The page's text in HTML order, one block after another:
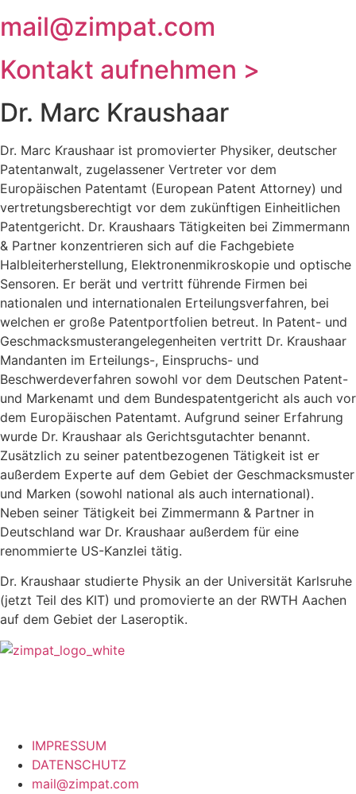
mail@zimpat.com
Kontakt aufnehmen >
Dr. Marc Kraushaar
Dr. Marc Kraushaar ist promovierter Physiker, deutscher
Patentanwalt, zugelassener Vertreter vor dem
Europäischen Patentamt (European Patent Attorney) und
vertretungsberechtigt vor dem zukünftigen Einheitlichen
Patentgericht. Dr. Kraushaars Tätigkeiten bei Zimmermann
& Partner konzentrieren sich auf die Fachgebiete
Halbleiterherstellung, Elektronenmikroskopie und optische
Sensoren. Er berät und vertritt führende Firmen bei
nationalen und internationalen Erteilungsverfahren, bei
welchen er große Patentportfolien betreut. In Patent- und
Geschmacksmusterangelegenheiten vertritt Dr. Kraushaar
Mandanten im Erteilungs-, Einspruchs- und
Beschwerdeverfahren sowohl vor dem Deutschen Patent-
und Markenamt und dem Bundespatentgericht als auch vor
dem Europäischen Patentamt. Aufgrund seiner Erfahrung
wurde Dr. Kraushaar als Gerichtsgutachter benannt.
Zusätzlich zu seiner patentbezogenen Tätigkeit ist er
außerdem Experte auf dem Gebiet der Geschmacksmuster
und Marken (sowohl national als auch international).
Neben seiner Tätigkeit bei Zimmermann & Partner in
Deutschland war Dr. Kraushaar außerdem für eine
renommierte US-Kanzlei tätig.
Dr. Kraushaar studierte Physik an der Universität Karlsruhe
(jetzt Teil des KIT) und promovierte an der RWTH Aachen
auf dem Gebiet der Laseroptik.
IMPRESSUM
DATENSCHUTZ
mail@zimpat.com